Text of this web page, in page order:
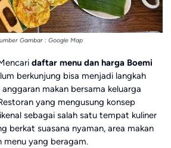
Gambar : Google Map
daftar menu dan harga Boemi
berkunjung bisa menjadi langkah
makan bersama keluarga
yang mengusung konsep
sebagai salah satu tempat kuliner
berkat suasana nyaman, area makan
menu yang beragam.